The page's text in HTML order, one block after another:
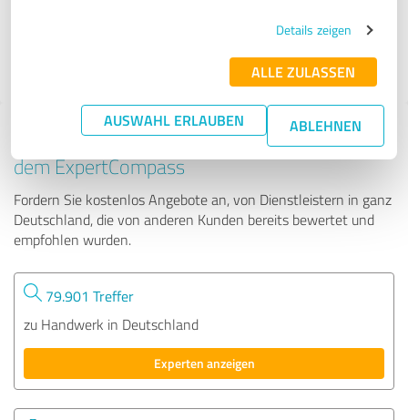
Details zeigen
ALLE ZULASSEN
AUSWAHL ERLAUBEN ABLEHNEN
Tipp: Die passenden Experten finden - mit
dem ExpertCompass
Fordern Sie kostenlos Angebote an, von Dienstleistern in ganz
Deutschland, die von anderen Kunden bereits bewertet und
empfohlen wurden.
79.901 Treffer
zu Handwerk in Deutschland
Experten anzeigen